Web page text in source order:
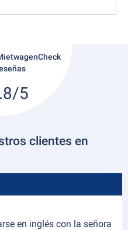
5
clientes en
en inglés con la señora